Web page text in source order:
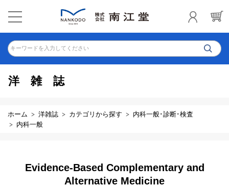
キーワードを入力してください
洋雑誌
ホーム 洋雑誌 カテゴリから探す
内科一般･診断･検査
内科一般
Evidence-Based Complementary and
Alternative Medicine